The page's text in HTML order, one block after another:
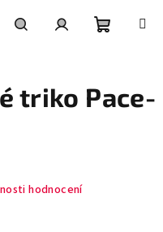
košík
triko Pace-
hodnocení